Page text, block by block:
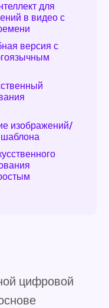
для
в видео с
версия с
изображений/
шаблона
цифровой